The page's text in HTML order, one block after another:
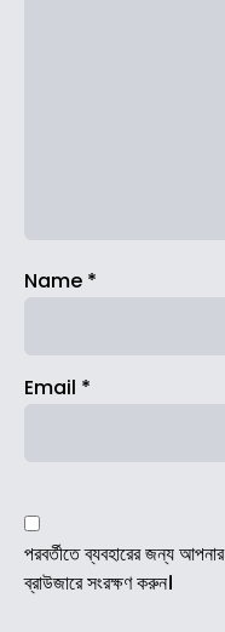
Name *
Email *
পরবর্তীতে ব্যবহারের জন্য
ব্রাউজারে সংরক্ষণ করুন।